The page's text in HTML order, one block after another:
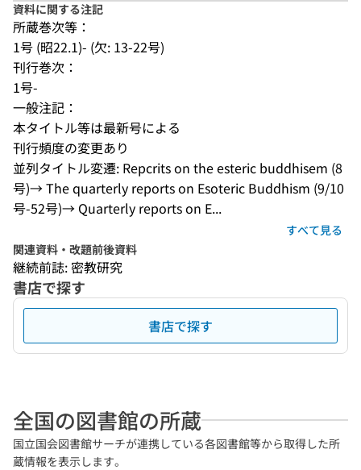
資料に関する注記
所蔵巻次等：
1号 (昭22.1)- (欠: 13-22号)
刊行巻次：
1号-
一般注記：
本タイトル等は最新号による
刊行頻度の変更あり
並列タイトル変遷: Repcrits on the esteric buddhisem (8
号)→ The quarterly reports on Esoteric Buddhism (9/10
号-52号)→ Quarterly reports on E...
すべて見る
関連資料・改題前後資料
継続前誌: 密教研究
書店で探す
書店で探す
全国の図書館の所蔵
国立国会図書館サーチが連携している各図書館等から取得した所
蔵情報を表示します。